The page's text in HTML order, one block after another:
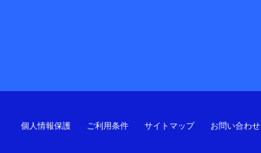
個人情報保護 ご利用条件 サイトマップ お問い合わせ